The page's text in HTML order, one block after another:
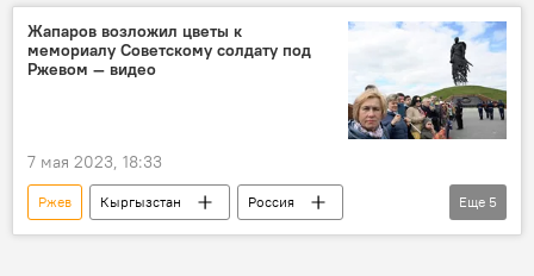
кыргызстанцы
видео
Жапаров возложил цветы к
мемориалу Советскому солдату под
Ржевом — видео
7 мая 2023, 18:33
Ржев Кыргызстан
Россия
Садыр Жапаров
мемориал
солдат
Еще 5